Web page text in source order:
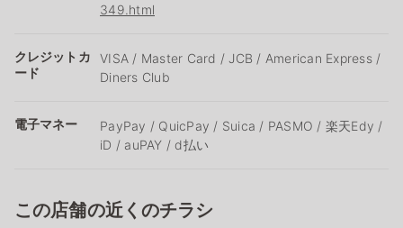
349.html
クレジットカ
ード
VISA / Master Card / JCB / American Express /
Diners Club
電子マネー
PayPay / QuicPay / Suica / PASMO / 楽天Edy /
iD / auPAY / d払い
この店舗の近くのチラシ